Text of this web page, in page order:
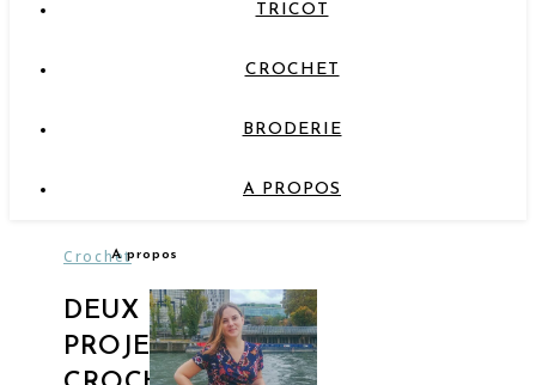
TRICOT
CROCHET
BRODERIE
A PROPOS
Crochet
DEUX
PROJETS
A propos